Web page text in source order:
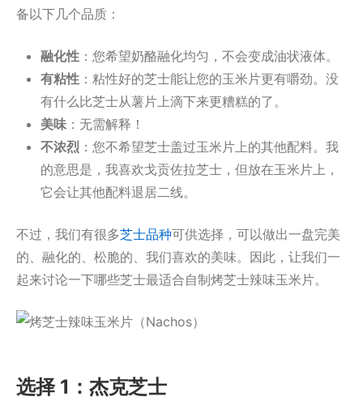
备以下几个品质：
融化性 ：您希望奶酪融化均匀，不会变成油状液体。
有粘性 ：粘性好的芝士能让您的玉米片更有嚼劲。没
有什么比芝士从薯片上滴下来更糟糕的了。
美味 ：无需解释！
不浓烈 ：您不希望芝士盖过玉米片上的其他配料。我
的意思是，我喜欢戈贡佐拉芝士，但放在玉米片上，
它会让其他配料退居二线。
不过，我们有很多芝士品种可供选择，可以做出一盘完美
的、融化的、松脆的、我们喜欢的美味。因此，让我们一
起来讨论一下哪些芝士最适合自制烤芝士辣味玉米片。
选择 1：杰克芝士